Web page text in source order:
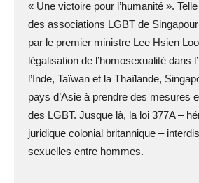
« Une victoire pour l’humanité ».
des associations LGBT de
par le premier ministre Lee Hsien
légalisation de l’homosexualité dans
l’Inde, Taïwan et la Thaïlande,
pays d’Asie à prendre des mesures
des LGBT. Jusque là, la loi 377A –
juridique colonial britannique –
sexuelles entre hommes.